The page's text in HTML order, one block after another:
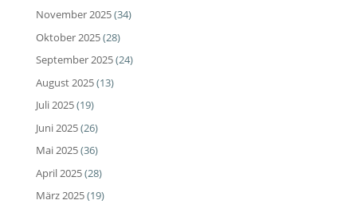
November 2025(34)
Oktober 2025(28)
September 2025(24)
August 2025(13)
Juli 2025(19)
Juni 2025(26)
Mai 2025(36)
April 2025(28)
März 2025(19)